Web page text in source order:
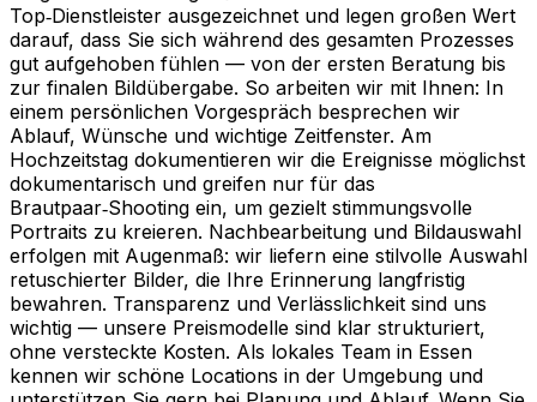
Top‑Dienstleister ausgezeichnet und legen großen Wert
darauf, dass Sie sich während des gesamten Prozesses
gut aufgehoben fühlen — von der ersten Beratung bis
zur finalen Bildübergabe. So arbeiten wir mit Ihnen: In
einem persönlichen Vorgespräch besprechen wir
Ablauf, Wünsche und wichtige Zeitfenster. Am
Hochzeitstag dokumentieren wir die Ereignisse möglichst
dokumentarisch und greifen nur für das
Brautpaar‑Shooting ein, um gezielt stimmungsvolle
Portraits zu kreieren. Nachbearbeitung und Bildauswahl
erfolgen mit Augenmaß: wir liefern eine stilvolle Auswahl
retuschierter Bilder, die Ihre Erinnerung langfristig
bewahren. Transparenz und Verlässlichkeit sind uns
wichtig — unsere Preismodelle sind klar strukturiert,
ohne versteckte Kosten. Als lokales Team in Essen
kennen wir schöne Locations in der Umgebung und